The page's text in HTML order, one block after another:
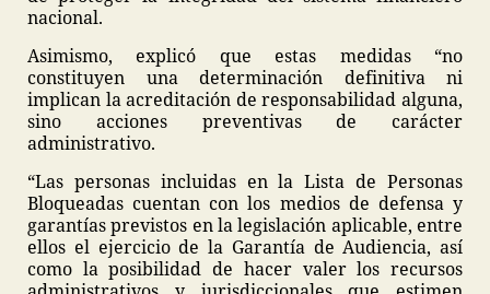
nacional.
Asimismo, explicó que estas medidas “no
constituyen una determinación definitiva ni
implican la acreditación de responsabilidad alguna,
sino acciones preventivas de carácter
administrativo.
“Las personas incluidas en la Lista de Personas
Bloqueadas cuentan con los medios de defensa y
garantías previstos en la legislación aplicable, entre
ellos el ejercicio de la Garantía de Audiencia, así
como la posibilidad de hacer valer los recursos